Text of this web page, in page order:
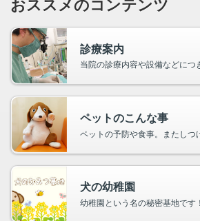
おススメのコンテンツ
診療案内
当院の診療内容や設備などにつ
ペットのこんな事
ペットの予防や食事。またしつ
犬の幼稚園
幼稚園という名の秘密基地で